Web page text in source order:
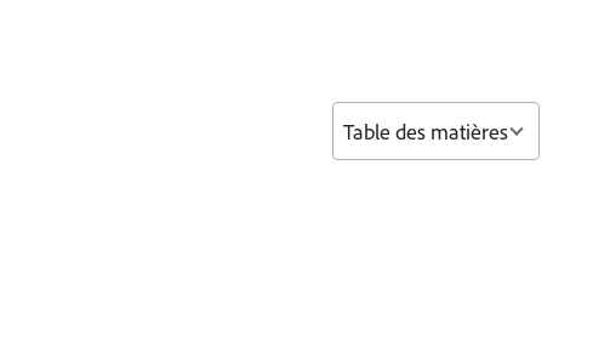
Table des matières